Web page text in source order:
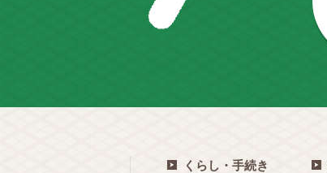
くらし・手続き